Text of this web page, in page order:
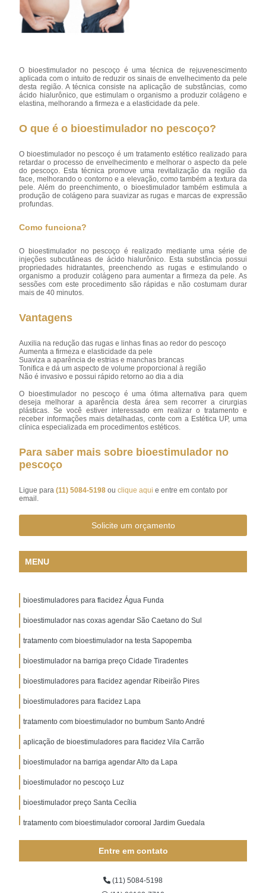
O bioestimulador no pescoço é uma técnica de rejuvenescimento
aplicada com o intuito de reduzir os sinais de envelhecimento da pele
desta região. A técnica consiste na aplicação de substâncias, como
ácido hialurônico, que estimulam o organismo a produzir colágeno e
elastina, melhorando a firmeza e a elasticidade da pele.
O que é o bioestimulador no pescoço?
O bioestimulador no pescoço é um tratamento estético realizado para
retardar o processo de envelhecimento e melhorar o aspecto da pele
do pescoço. Esta técnica promove uma revitalização da região da
face, melhorando o contorno e a elevação, como também a textura da
pele. Além do preenchimento, o bioestimulador também estimula a
produção de colágeno para suavizar as rugas e marcas de expressão
profundas.
Como funciona?
O bioestimulador no pescoço é realizado mediante uma série de
injeções subcutâneas de ácido hialurônico. Esta substância possui
propriedades hidratantes, preenchendo as rugas e estimulando o
organismo a produzir colágeno para aumentar a firmeza da pele. As
sessões com este procedimento são rápidas e não costumam durar
mais de 40 minutos.
Vantagens
Auxilia na redução das rugas e linhas finas ao redor do pescoço
Aumenta a firmeza e elasticidade da pele
Suaviza a aparência de estrias e manchas brancas
Tonifica e dá um aspecto de volume proporcional à região
Não é invasivo e possui rápido retorno ao dia a dia
O bioestimulador no pescoço é uma ótima alternativa para quem
deseja melhorar a aparência desta área sem recorrer a cirurgias
plásticas. Se você estiver interessado em realizar o tratamento e
receber informações mais detalhadas, conte com a Estética UP, uma
clínica especializada em procedimentos estéticos.
Para saber mais sobre bioestimulador no
pescoço
Ligue para(11) 5084-5198ouclique aqui e entre em contato por
email.
Solicite um orçamento
MENU
bioestimuladores para flacidez Água Funda
bioestimulador nas coxas agendar São Caetano do Sul
tratamento com bioestimulador na testa Sapopemba
bioestimulador na barriga preço Cidade Tiradentes
bioestimuladores para flacidez agendar Ribeirão Pires
bioestimuladores para flacidez Lapa
tratamento com bioestimulador no bumbum Santo André
aplicação de bioestimuladores para flacidez Vila Carrão
bioestimulador na barriga agendar Alto da Lapa
bioestimulador no pescoço Luz
bioestimulador preço Santa Cecília
tratamento com bioestimulador corporal Jardim Guedala
bioestimulador no gluteo Embu
bioestimulador Suzano
aplicação de bioestimulador na barriga Consolação
Entre em contato
(11) 5084-5198